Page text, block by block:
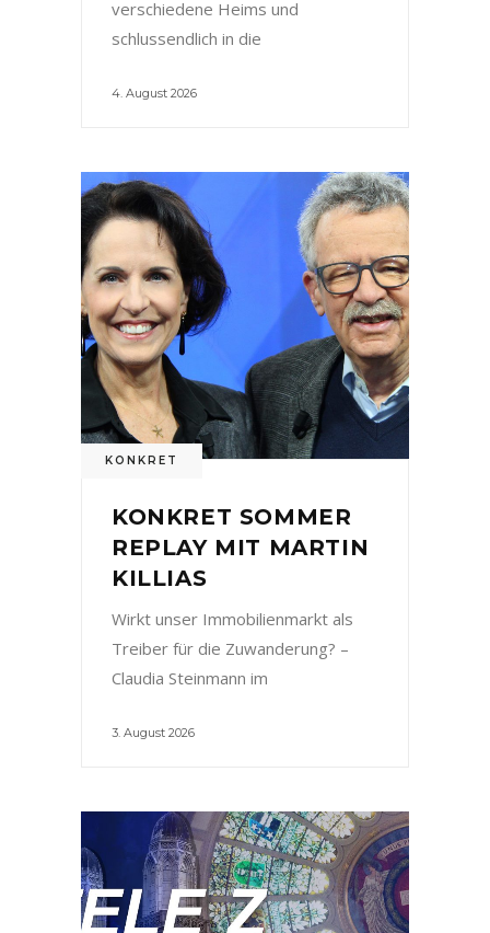
verschiedene Heims und
schlussendlich in die
4. August 2026
KONKRET
KONKRET SOMMER
REPLAY MIT MARTIN
KILLIAS
Wirkt unser Immobilienmarkt als
Treiber für die Zuwanderung? –
Claudia Steinmann im
3. August 2026